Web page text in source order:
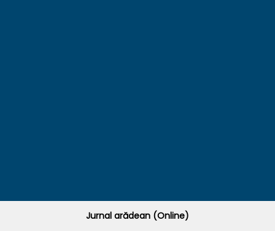
Jurnal arădean (Online)